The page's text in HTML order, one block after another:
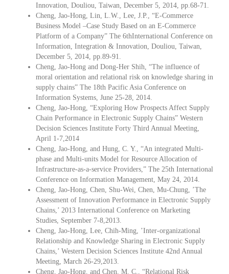
Innovation, Douliou, Taiwan, December 5, 2014, pp.68-71.
Cheng, Jao-Hong, Lin, L.W., Lee, J.P., “E-Commerce
Business Model –Case Study Based on an E-Commerce
Platform of a Company” The 6thInternational Conference on
Information, Integration & Innovation, Douliou, Taiwan,
December 5, 2014, pp.89-91.
Cheng, Jao-Hong and Dong-Her Shih, “The influence of
moral orientation and relational risk on knowledge sharing in
supply chains” The 18th Pacific Asia Conference on
Information Systems, June 25-28, 2014.
Cheng, Jao-Hong, “Exploring How Prospects Affect Supply
Chain Performance in Electronic Supply Chains” Western
Decision Sciences Institute Forty Third Annual Meeting,
April 1-7,2014
Cheng, Jao-Hong, and Hung, C. Y., “An integrated Multi-
phase and Multi-units Model for Resource Allocation of
Infrastructure-as-a-service Providers,” The 25th International
Conference on Information Management, May 24, 2014.
Cheng, Jao-Hong, Chen, Shu-Wei, Chen, Mu-Chung, ’The
Assessment of Innovation Performance in Electronic Supply
Chains,’ 2013 International Conference on Marketing
Studies, September 7-8,2013.
Cheng, Jao-Hong, Lee, Chih-Ming, ’Inter-organizational
Relationship and Knowledge Sharing in Electronic Supply
Chains,’ Western Decision Sciences Institute 42nd Annual
Meeting, March 26-29,2013.
Cheng, Jao-Hong, and Chen, M. C., “Relational Risk